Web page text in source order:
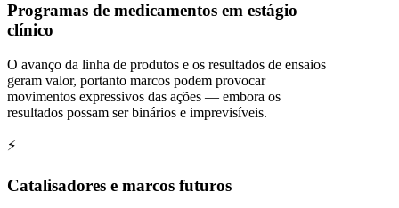
Programas de medicamentos em estágio
clínico
O avanço da linha de produtos e os resultados de ensaios
geram valor, portanto marcos podem provocar
movimentos expressivos das ações — embora os
resultados possam ser binários e imprevisíveis.
⚡
Catalisadores e marcos futuros